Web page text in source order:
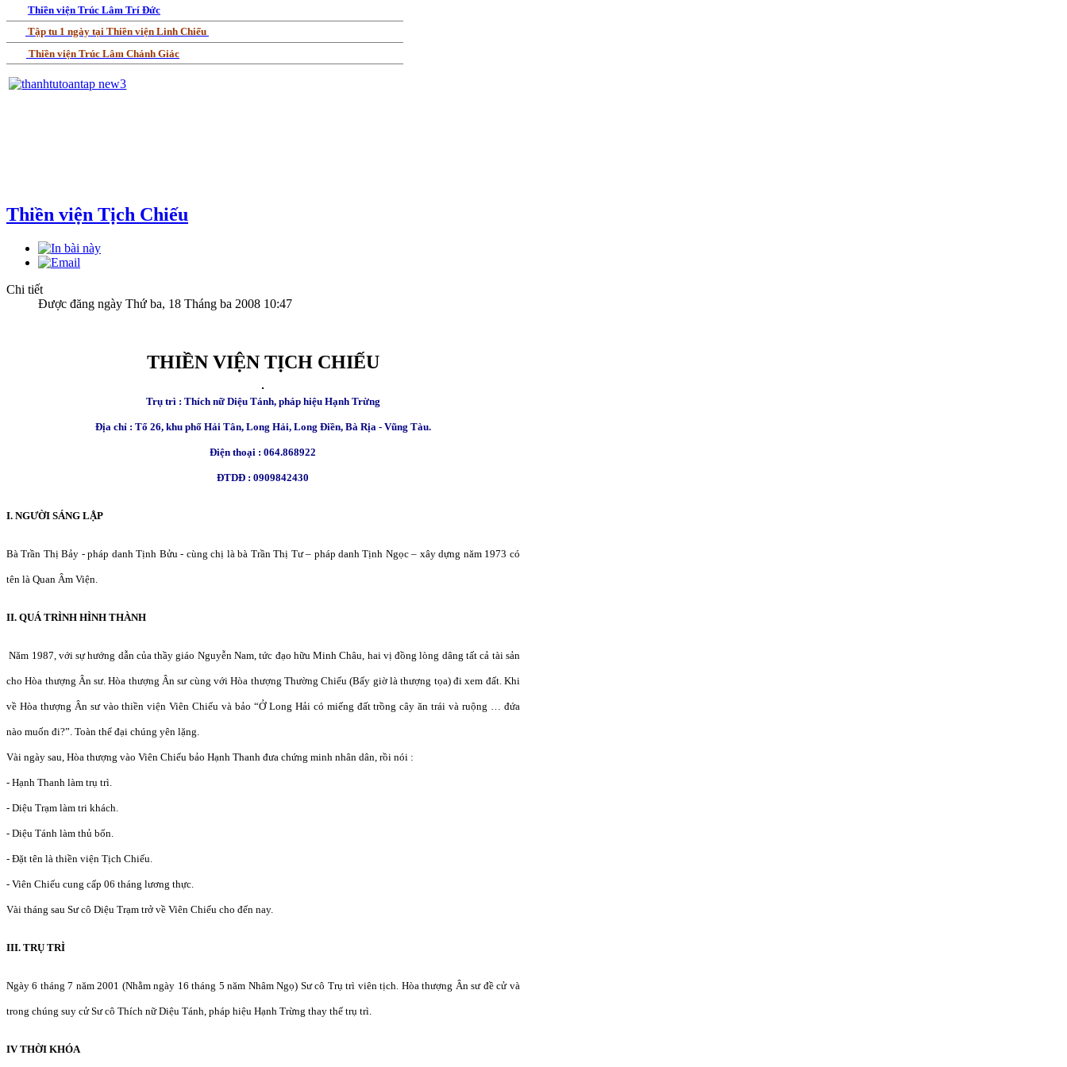
Thiền viện Trúc Lâm Trí Đức
Tập tu 1 ngày tại Thiền viện Linh Chiếu
Thiền viện Trúc Lâm Chánh Giác
Thiền viện Tịch Chiếu
Chi tiết
Được đăng ngày Thứ ba, 18 Tháng ba 2008 10:47
THIỀN VIỆN TỊCH CHIẾU
Trụ trì : Thích nữ Diệu Tánh, pháp hiệu Hạnh Trừng
Địa chỉ : Tổ 26, khu phố Hải Tân, Long Hải, Long Điền, Bà Rịa - Vũng Tàu.
Điện thoại : 064.868922
ĐTDĐ : 0909842430
I. NGƯỜI SÁNG LẬP
Bà Trần Thị Bảy - pháp danh Tịnh Bửu - cùng chị là bà Trần Thị Tư – pháp danh Tịnh Ngọc – xây dựng năm 1973 có
tên là Quan Âm Viện.
II. QUÁ TRÌNH HÌNH THÀNH
Năm 1987, với sự hướng dẫn của thầy giáo Nguyễn Nam, tức đạo hữu Minh Châu, hai vị đồng lòng dâng tất cả tài sản
cho Hòa thượng Ân sư. Hòa thượng Ân sư cùng với Hòa thượng Thường Chiếu (Bấy giờ là thượng tọa) đi xem đất. Khi
về Hòa thượng Ân sư vào thiền viện Viên Chiếu và bảo “Ở Long Hải có miếng đất trồng cây ăn trái và ruộng … đứa
nào muốn đi?”. Toàn thể đại chúng yên lặng.
Vài ngày sau, Hòa thượng vào Viên Chiếu bảo Hạnh Thanh đưa chứng minh nhân dân, rồi nói :
- Hạnh Thanh làm trụ trì.
- Diệu Trạm làm tri khách.
- Diệu Tánh làm thủ bổn.
- Đặt tên là thiền viện Tịch Chiếu.
- Viên Chiếu cung cấp 06 tháng lương thực.
Vài tháng sau Sư cô Diệu Trạm trở về Viên Chiếu cho đến nay.
III. TRỤ TRÌ
Ngày 6 tháng 7 năm 2001 (Nhằm ngày 16 tháng 5 năm Nhâm Ngọ) Sư cô Trụ trì viên tịch. Hòa thượng Ân sư đề cử và
trong chúng suy cử Sư cô Thích nữ Diệu Tánh, pháp hiệu Hạnh Trừng thay thế trụ trì.
IV THỜI KHÓA